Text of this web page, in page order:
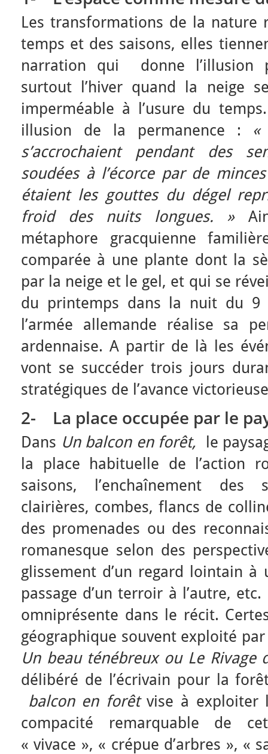
Les transformations de la nature
temps et des saisons, elles
narration qui donne l’illusion
surtout l’hiver quand la neige
imperméable à l’usure du
illusion de la permanence : «
s’accrochaient pendant des
soudées à l’écorce par de
étaient les gouttes du dégel
froid des nuits longues. »
métaphore gracquienne
comparée à une plante dont la
par la neige et le gel, et qui se
du printemps dans la nuit du 9
l’armée allemande réalise sa
ardennaise. A partir de là les
vont se succéder trois jours
stratégiques de l’avance
2- La place occupée par le
Dans Un balcon en forêt,
le
la place habituelle de l’action
saisons, l’enchaînement des
clairières, combes, flancs de
des promenades ou des
romanesque selon des
glissement d’un regard lointain
passage d’un terroir à l’autre,
omniprésente dans le récit.
géographique souvent exploité
Un beau ténébreux ou Le Rivage
délibéré de l’écrivain pour la
balcon en forêtvise à exploiter
compacité remarquable de
« vivace », « crépue d’arbres », «